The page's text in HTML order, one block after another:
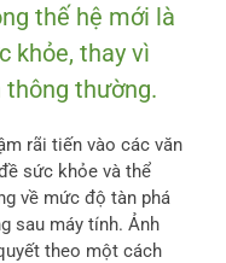
thế hệ mới là
khỏe, thay vì
thông thường.
rãi tiến vào các văn
sức khỏe và thể
về mức độ tàn phá
sau máy tính. Ảnh
theo một cách